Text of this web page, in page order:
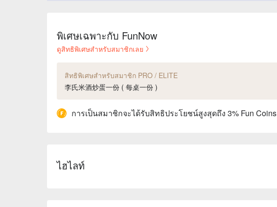
พิเศษเฉพาะกับ FunNow
ดูสิทธิพิเศษสำหรับสมาชิกเลย
สิทธิพิเศษสำหรับสมาชิก PRO / ELITE
李氏米酒炒蛋一份 ( 每桌一份 )
การเป็นสมาชิกจะได้รับสิทธิประโยชน์สูงสุดถึง 3% Fun Coins
ไฮไลท์